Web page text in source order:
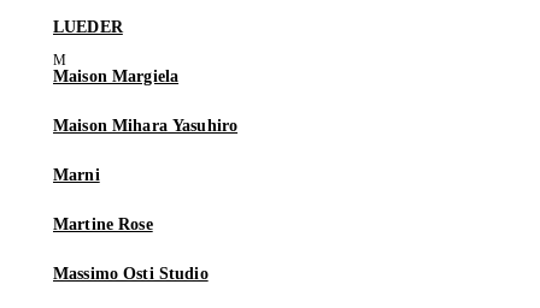
LUEDER
Maison Margiela
Maison Mihara Yasuhiro
Marni
Martine Rose
Massimo Osti Studio